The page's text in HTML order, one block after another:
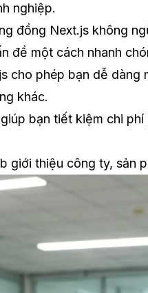
nghiệp.
đồng Next.js không
đề một cách nhanh
cho phép bạn dễ dàng
khác.
bạn tiết kiệm chi
giới thiệu công ty, sản